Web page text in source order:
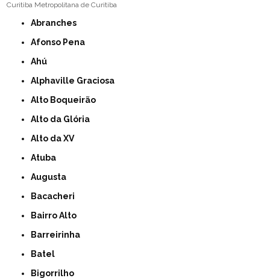
Curitiba Metropolitana de Curitiba
Abranches
Afonso Pena
Ahú
Alphaville Graciosa
Alto Boqueirão
Alto da Glória
Alto da XV
Atuba
Augusta
Bacacheri
Bairro Alto
Barreirinha
Batel
Bigorrilho